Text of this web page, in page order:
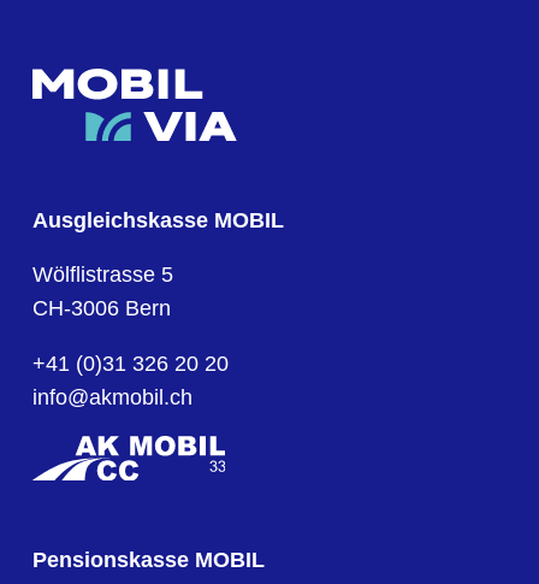
Ausgleichskasse MOBIL
Wölflistrasse 5
CH-3006 Bern
+41 (0)31 326 20 20
info@akmobil.ch
Pensionskasse MOBIL